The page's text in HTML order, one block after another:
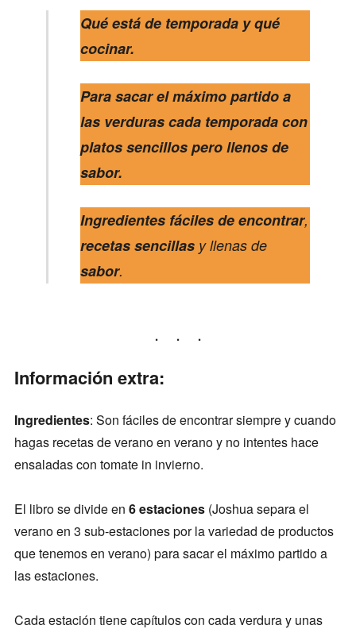
Qué está de temporada y qué
cocinar.
Para sacar el máximo partido a
las verduras cada temporada con
platos sencillos pero llenos de
sabor.
Ingredientes fáciles de encontrar,
recetassencillasy llenas de
sabor.
Información extra:
Ingredientes: Son fáciles de encontrar siempre y cuando
hagas recetas de verano en verano y no intentes hace
ensaladas con tomate in invierno.
El libro se divide en 6 estaciones(Joshua separa el
verano en 3 sub-estaciones por la variedad de productos
que tenemos en verano) para sacar el máximo partido a
las estaciones.
Cada estación tiene capítulos con cada verdura y unas